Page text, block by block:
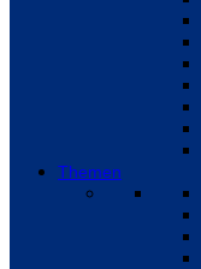
Themen